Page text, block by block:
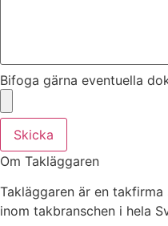
Bifoga gärna eventuella
Skicka
Om Takläggaren
Takläggaren är en
inom takbranschen i hela